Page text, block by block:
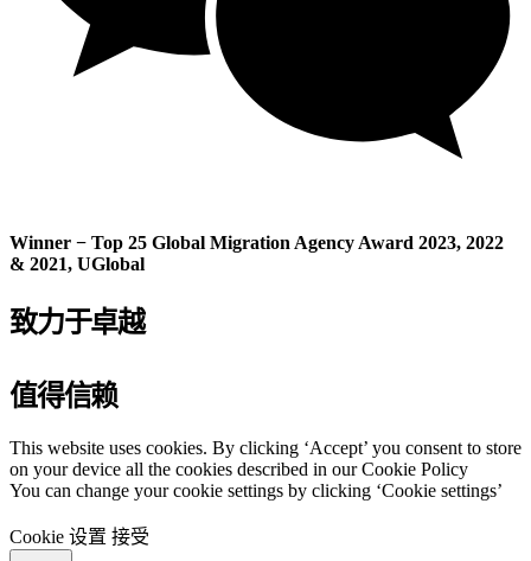
Winner − Top 25 Global Migration Agency Award 2023, 2022
& 2021, UGlobal
致力于卓越
值得信赖
This website uses cookies. By clicking ‘Accept’ you consent to store
on your device all the cookies described in our Cookie Policy
You can change your cookie settings by clicking ‘Cookie settings’
Cookie 设置 接受